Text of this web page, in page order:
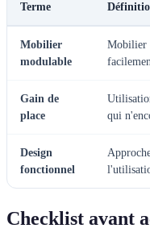
Terme
Mobilier
modulable
Mobilier
Gain de
place
qui
Design
fonctionnel
Checklist avant